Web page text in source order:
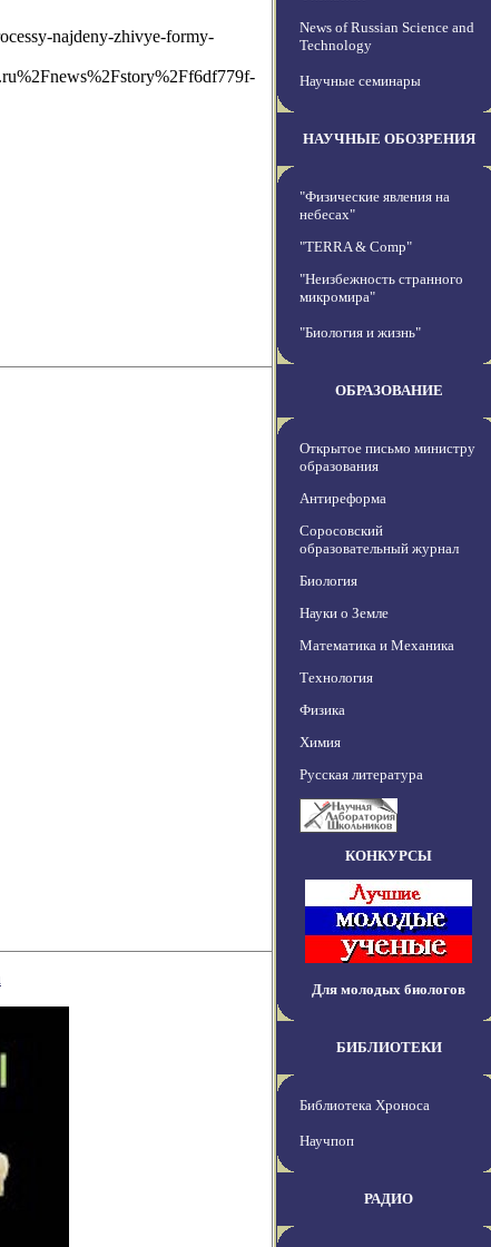
najdeny-zhivye-formy-
News of Russian Science and
Technology
Научные семинары
НАУЧНЫЕ ОБОЗРЕНИЯ
"Физические явления на
небесах"
"TERRA & Comp"
"Неизбежность странного
микромира"
"Биология и жизнь"
ОБРАЗОВАНИЕ
Открытое письмо министру
образования
Антиреформа
Соросовский
образовательный журнал
Биология
Науки о Земле
Математика и Механика
Технология
Физика
Химия
Русская литература
КОНКУРСЫ
Для молодых биологов
БИБЛИОТЕКИ
Библиотека Хроноса
Научпоп
РАДИО